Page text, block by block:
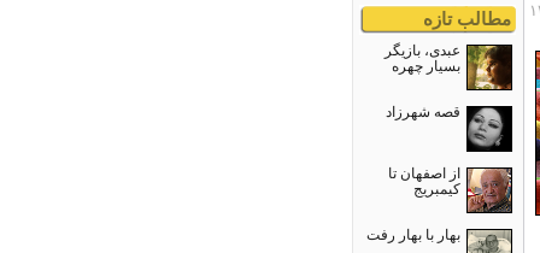
مطالب تازه
عبدی، بازیگر
بسیار چهره
قصه شهرزاد
از اصفهان تا
کیمبریج
بهار با بهار رفت